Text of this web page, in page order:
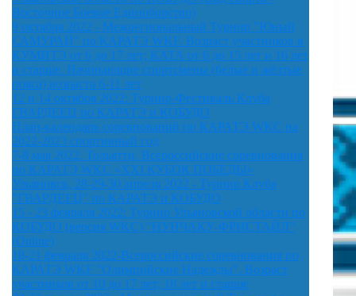
Восточное Боевое Единоборство)
9 октября 2022 - Межрегиональный Турнир "Юный
САМУРАЙ" по КАРАТЭ WKF. Возраст участников в
КУМИТЭ от 6 до 17 лет; КАТА от 6 до 15 лет и 16 лет
и старше. Начинающие спортсмены (белые и жёлтые
пояса) возраста 6-11 лет
12 и 14 октября 2022: Турнир-Фестиваль Клуба
ГВАРДЕЕЦ по КАРАТЭ и КОБУДО
План-календарь соревнований по КАРАТЭ WKC на
2022-2023 спортивный год
7-8 мая 2022. Тольятти. Всероссийские соревнования
по КАРАТЭ WKC «XXI КУБОК ПОБЕДЫ»
Ульяновск, 28-29-30 апреля 2022 - Турнир Клуба
"ГВАРДЕЕЦ" по КАРАТЭ и КОБУДО
15 - 23 февраля 2022: Турнир Ульяновской области по
КОБУДО (версия WKC) "НУНЧАКУ-ФРИСТАЙЛ"
(Online)
18-21 февраля 2022-Всероссийские соревнования по
КАРАТЭ WKF "Олимпийские Надежды". Возраст
участников от 10 до 17 лет; 18 лет и старше